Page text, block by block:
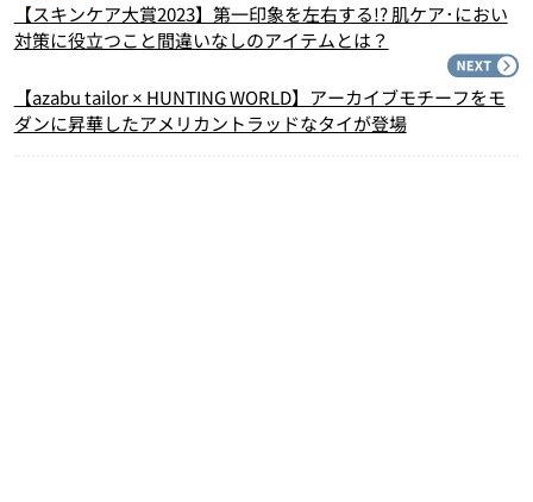
【スキンケア大賞2023】第一印象を左右する!? 肌ケア･におい
対策に役立つこと間違いなしのアイテムとは？
【azabu tailor × HUNTING WORLD】アーカイブモチーフをモ
ダンに昇華したアメリカントラッドなタイが登場